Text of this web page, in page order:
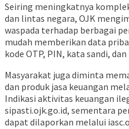
Seiring meningkatnya
dan lintas negara, OJK
waspada terhadap berbagai
mudah memberikan data
kode OTP, PIN, kata sandi,
Masyarakat juga diminta
dan produk jasa keuangan
Indikasi aktivitas keuangan
sipasti.ojk.go.id, sementara
dapat dilaporkan melalui